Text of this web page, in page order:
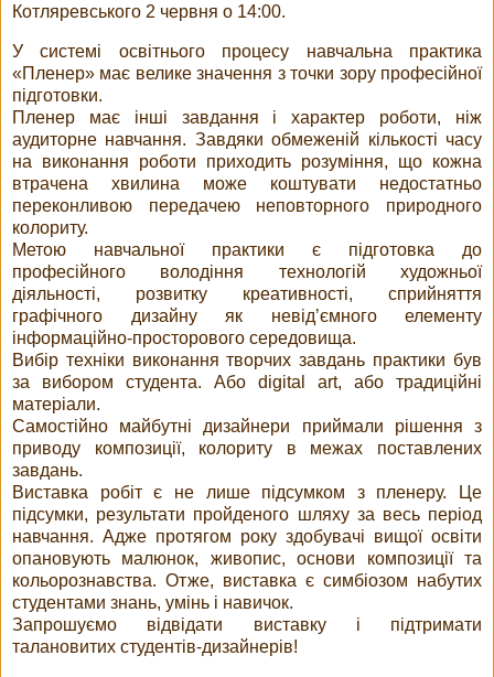
Котляревського 2 червня о 14:00.
У системі освітнього процесу навчальна практика
«Пленер» має велике значення з точки зору професійної
підготовки.
Пленер має інші завдання і характер роботи, ніж
аудиторне навчання. Завдяки обмеженій кількості часу
на виконання роботи приходить розуміння, що кожна
втрачена хвилина може коштувати недостатньо
переконливою передачею неповторного природного
колориту.
Метою навчальної практики є підготовка до
професійного володіння технологій художньої
діяльності, розвитку креативності, сприйняття
графічного дизайну як невідʼємного елементу
інформаційно-просторового середовища.
Вибір техніки виконання творчих завдань практики був
за вибором студента. Або digital art, або традиційні
матеріали.
Самостійно майбутні дизайнери приймали рішення з
приводу композиції, колориту в межах поставлених
завдань.
Виставка робіт є не лише підсумком з пленеру. Це
підсумки, результати пройденого шляху за весь період
навчання. Адже протягом року здобувачі вищої освіти
опановують малюнок, живопис, основи композиції та
кольорознавства. Отже, виставка є симбіозом набутих
студентами знань, умінь і навичок.
Запрошуємо відвідати виставку і підтримати
талановитих студентів-дизайнерів!